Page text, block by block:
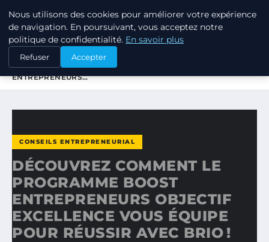
TUEZ-LES TOUS
ACCUEIL
CONSEILS ENTREPRENEURIAL
DÉCOUVREZ COMMENT LE PROGRAMME BOOST
ENTREPRENEURS…
CONSEILS ENTREPRENEURIAL
DÉCOUVREZ COMMENT LE
PROGRAMME BOOST
ENTREPRENEURS OBJECTIF
EXCELLENCE VOUS ÉQUIPE
POUR RÉUSSIR AVEC BRIO !
Nous utilisons des cookies pour améliorer votre expérience
de navigation. En poursuivant, vous acceptez notre
politique de confidentialité. En savoir plus
Refuser Accepter